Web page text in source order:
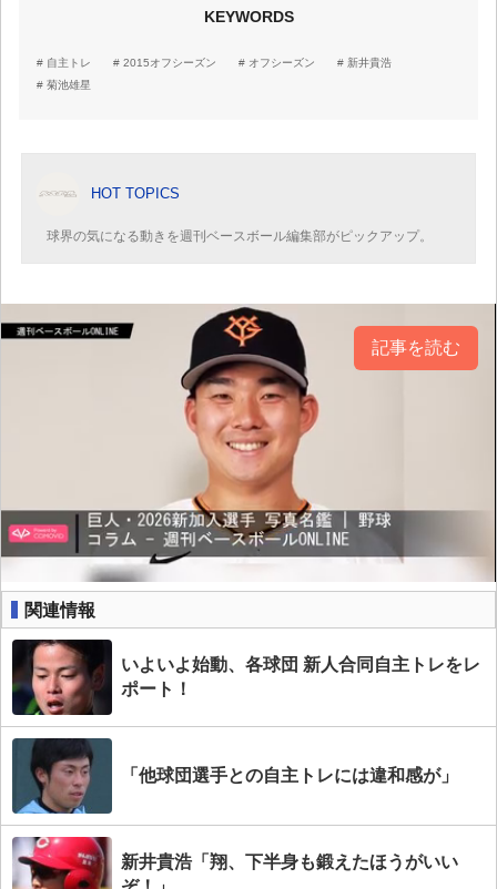
KEYWORDS
自主トレ 2015オフシーズン オフシーズン
新井貴浩
菊池雄星
HOT TOPICS
球界の気になる動きを週刊ベースボール編集部がピックアップ。
記事を読む
関連情報
いよいよ始動、各球団 新人合同自主トレをレ
ポート！
「他球団選手との自主トレには違和感が」
新井貴浩「翔、下半身も鍛えたほうがいい